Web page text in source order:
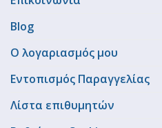
Blog
Ο λογαριασμός μου
Εντοπισμός Παραγγελίας
Λίστα επιθυμητών